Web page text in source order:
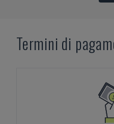
Termini di